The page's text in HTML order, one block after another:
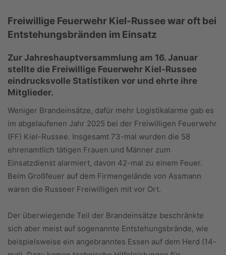
Freiwillige Feuerwehr Kiel-Russee war oft bei
Entstehungsbränden im Einsatz
Zur Jahreshauptversammlung am 16. Januar
stellte die Freiwillige Feuerwehr Kiel-Russee
eindrucksvolle Statistiken vor und ehrte ihre
Mitglieder.
Weniger Brandeinsätze, dafür mehr Logistikalarme gab es
im abgelaufenen Jahr 2025 bei der Freiwilligen Feuerwehr
(FF) Kiel-Russee. Insgesamt 73-mal wurden die 58
ehrenamtlich tätigen Frauen und Männer zum
Einsatzdienst alarmiert, davon 42-mal zu einem Feuer.
Beim Großfeuer auf dem Firmengelände von Assmann
waren die Russeer Freiwilligen mit vor Ort.
Der überwiegende Teil der Brandeinsätze beschränkte
sich aber meist auf sogenannte Entstehungsbrände, wie
beispielsweise ein angebranntes Essen auf dem Herd (14-